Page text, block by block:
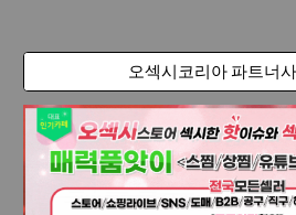
오섹시코리아 파트너